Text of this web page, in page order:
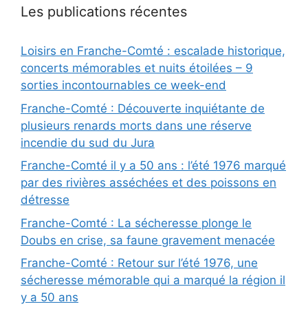
Les publications récentes
Loisirs en Franche-Comté : escalade historique,
concerts mémorables et nuits étoilées – 9
sorties incontournables ce week-end
Franche-Comté : Découverte inquiétante de
plusieurs renards morts dans une réserve
incendie du sud du Jura
Franche-Comté il y a 50 ans : l’été 1976 marqué
par des rivières asséchées et des poissons en
détresse
Franche-Comté : La sécheresse plonge le
Doubs en crise, sa faune gravement menacée
Franche-Comté : Retour sur l’été 1976, une
sécheresse mémorable qui a marqué la région il
y a 50 ans